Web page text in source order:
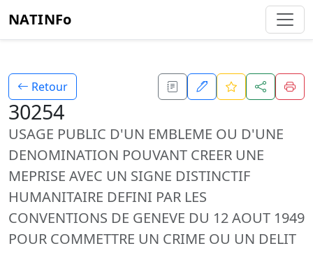
NATINFo
Retour
30254
USAGE PUBLIC D'UN EMBLEME OU D'UNE
DENOMINATION POUVANT CREER UNE
MEPRISE AVEC UN SIGNE DISTINCTIF
HUMANITAIRE DEFINI PAR LES
CONVENTIONS DE GENEVE DU 12 AOUT 1949
POUR COMMETTRE UN CRIME OU UN DELIT